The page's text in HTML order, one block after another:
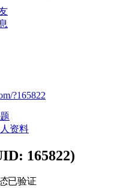
?165822
资料
165822)
已验证